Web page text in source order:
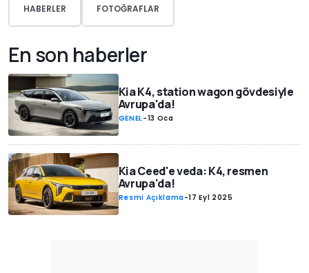
HABERLER FOTOĞRAFLAR
En son haberler
Kia K4, station wagon gövdesiyle
Avrupa'da!
GENEL-13 Oca
Kia Ceed'e veda: K4, resmen
Avrupa'da!
Resmi Açıklama-17 Eyl 2025